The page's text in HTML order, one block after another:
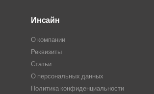
Инсайн
О компании
Реквизиты
Статьи
О персональных данных
Политика конфиденциальности